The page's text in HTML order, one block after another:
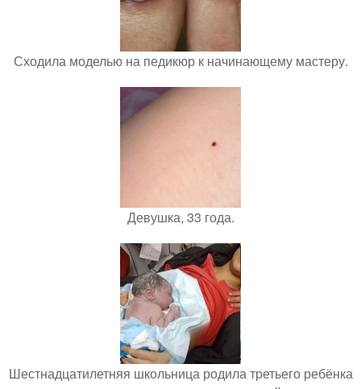
Сходила моделью на педикюр к начинающему мастеру.
Девушка, 33 года.
Шестнадцатилетняя школьница родила третьего ребёнка